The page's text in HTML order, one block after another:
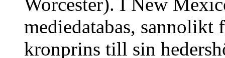
Worcester). I New
mediedatabas,
kronprins till sin